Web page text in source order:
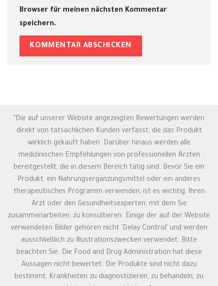
Browser für meinen nächsten Kommentar
speichern.
"Die auf unserer Website angezeigten Bewertungen werden
direkt von tatsächlichen Kunden verfasst, die das Produkt
wirklich gekauft haben. Darüber hinaus werden alle
medizinischen Empfehlungen von professionellen Ärzten
bereitgestellt, die in diesem Bereich tätig sind. Bevor Sie ein
Produkt, ein Nahrungsergänzungsmittel oder ein anderes
therapeutisches Programm verwenden, ist es wichtig, Ihren
Arzt oder den Gesundheitsexperten, mit dem Sie
zusammenarbeiten, zu konsultieren. Einige der auf der Website
verwendeten Bilder gehören nicht 'Delay Control' und werden
ausschließlich zu Illustrationszwecken verwendet. Bitte
beachten Sie: Die Food and Drug Administration hat diese
Aussagen nicht bewertet. Die Produkte sind nicht dazu
bestimmt, Krankheiten zu diagnostizieren, zu behandeln, zu